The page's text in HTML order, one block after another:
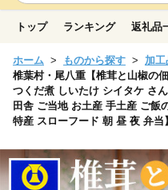
トップ ランキング 返礼品
ホーム ものから探す 加工
椎葉村・尾八重【椎茸と山椒の
つくだ煮 しいたけ シイタケ さ
田舎 ご当地 お土産 手土産 ご飯
特産 スローフード 朝 昼 夜 弁当